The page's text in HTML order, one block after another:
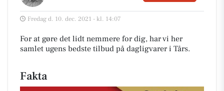
Fredag d. 10. dec. 2021 - kl. 14:07
For at gøre det lidt nemmere for dig, har vi her
samlet ugens bedste tilbud på dagligvarer i Tårs.
Fakta